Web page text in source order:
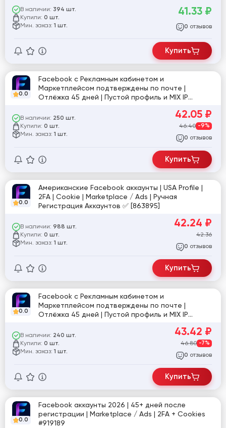
В наличии: 394 шт.
Купили: 0 шт.
Мин. заказ: 1 шт.
41.33 ₽
0 отзывов
Купить
0.0
Facebook с Рекламным кабинетом и
Маркетплейсом подтверждены по почте |
Отлёжка 45 дней | Пустой профиль и MIX IP
В наличии: 250 шт.
Купили: 0 шт.
Мин. заказ: 1 шт.
42.05 ₽
46.40 -9%
0 отзывов
Купить
0.0
Американские Facebook аккаунты | USA Profile |
2FA | Cookie | Marketplace / Ads | Ручная
Регистрация Аккаунтов ✅ [863895]
В наличии: 988 шт.
Купили: 0 шт.
Мин. заказ: 1 шт.
42.24 ₽
42.36
0 отзывов
Купить
0.0
Facebook с Рекламным кабинетом и
Маркетплейсом подтверждены по почте |
Отлёжка 45 дней | Пустой профиль и MIX IP
В наличии: 240 шт.
Купили: 0 шт.
Мин. заказ: 1 шт.
43.42 ₽
46.80 -7%
0 отзывов
Купить
0.0
Facebook аккаунты 2026 | 45+ дней после
регистрации | Marketplace / Ads | 2FA + Cookies
#919189